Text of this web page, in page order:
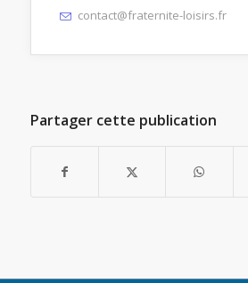
contact@fraternite-loisirs.fr
Partager cette publication